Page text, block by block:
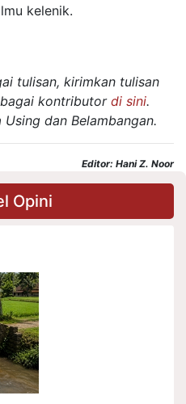
kelenik.
tulisan, kirimkan tulisan
kontributordi sini.
dan Belambangan.
Editor: Hani Z. Noor
Opini